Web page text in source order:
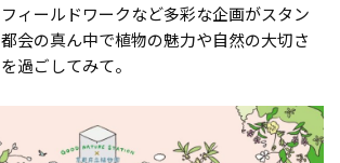
ィールドワークなど多彩な企画がスタン
会の真ん中で植物の魅力や自然の大切さ
過ごしてみて。